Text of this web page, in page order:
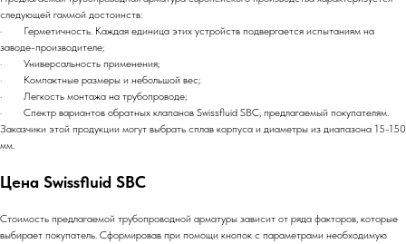
следующей гаммой достоинств:
· Герметичность. Каждая единица этих устройств подвергается испытаниям на
заводе-производителе;
· Универсальность применения;
· Компактные размеры и небольшой вес;
· Легкость монтажа на трубопроводе;
· Спектр вариантов обратных клапанов Swissfluid SBC, предлагаемый покупателям.
Заказчики этой продукции могут выбрать сплав корпуса и диаметры из диапазона 15-150
мм.
Цена Swissfluid SBC
Стоимость предлагаемой трубопроводной арматуры зависит от ряда факторов, которые
выбирает покупатель. Сформировав при помощи кнопок с параметрами необходимую